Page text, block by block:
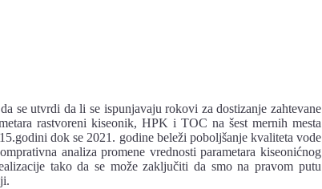
se utvrdi da li se ispunjavaju rokovi za dostizanje zahtevane
rastvoreni kiseonik, HPK i TOC na šest mernih mesta
dok se 2021. godine beleži poboljšanje kvaliteta vode
analiza promene vrednosti parametara kiseonićnog
tako da se može zaključiti da smo na pravom putu